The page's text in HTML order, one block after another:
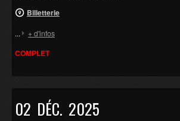
Billetterie
... + d'infos
COMPLET
02 DÉC. 2025